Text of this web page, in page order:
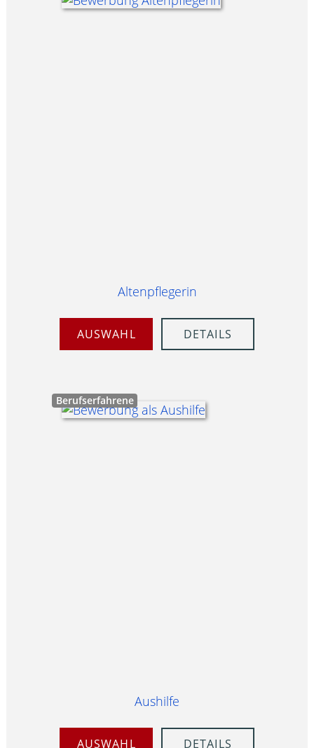
Altenpflegerin
AUSWAHL DETAILS
Berufserfahrene
Aushilfe
AUSWAHL DETAILS